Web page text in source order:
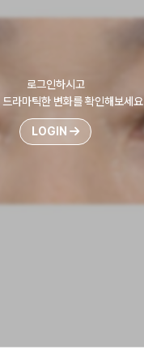
로그인하시고
라마틱한 변화를 확인해보세요
LOGIN